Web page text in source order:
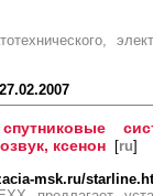
27.02.2007
спутниковые
ксенон [ru]
msk.ru/